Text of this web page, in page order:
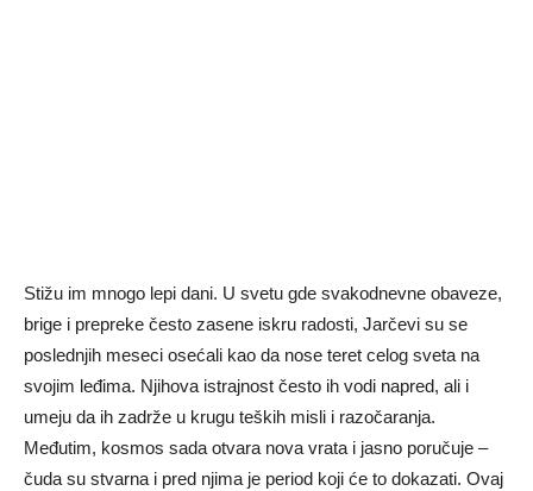
Stižu im mnogo lepi dani. U svetu gde svakodnevne obaveze,
brige i prepreke često zasene iskru radosti, Jarčevi su se
poslednjih meseci osećali kao da nose teret celog sveta na
svojim leđima. Njihova istrajnost često ih vodi napred, ali i
umeju da ih zadrže u krugu teških misli i razočaranja.
Međutim, kosmos sada otvara nova vrata i jasno poručuje –
čuda su stvarna i pred njima je period koji će to dokazati. Ovaj